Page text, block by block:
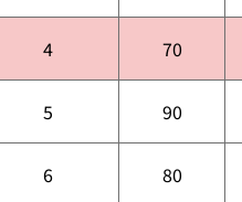
4 70
5 90
6 80